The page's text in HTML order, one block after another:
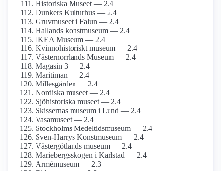
Historiska Museet — 2.4
Dunkers Kulturhus — 2.4
Gruvmuseet i Falun — 2.4
Hallands konstmuseum — 2.4
IKEA Museum — 2.4
Kvinnohistoriskt museum — 2.4
Västernorrlands Museum — 2.4
Magasin 3 — 2.4
Maritiman — 2.4
Millesgården — 2.4
Nordiska museet — 2.4
Sjöhistoriska museet — 2.4
Skissernas museum i Lund — 2.4
Vasamuseet — 2.4
Stockholms Medeltids­museum — 2.4
Sven-Harrys Konstmuseum — 2.4
Västergötlands museum — 2.4
Mariebergs­skogen i Karlstad — 2.4
Armé­museum — 2.3